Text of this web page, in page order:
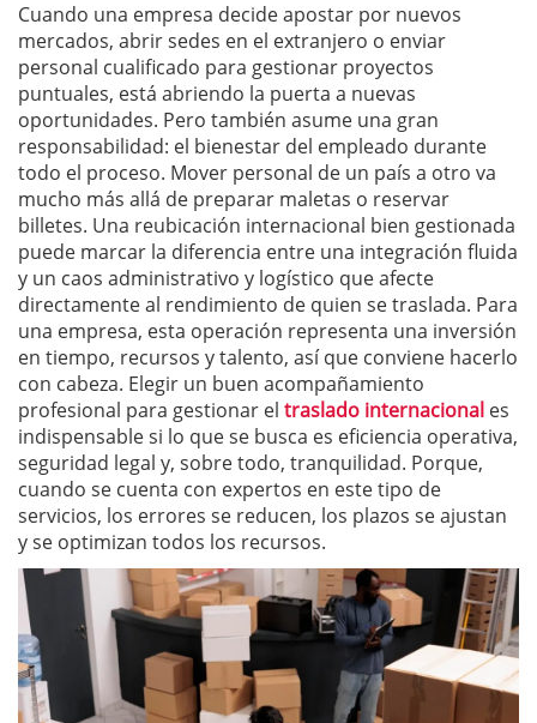
Cuando una empresa decide apostar por nuevos
mercados, abrir sedes en el extranjero o enviar
personal cualificado para gestionar proyectos
puntuales, está abriendo la puerta a nuevas
oportunidades. Pero también asume una gran
responsabilidad: el bienestar del empleado durante
todo el proceso. Mover personal de un país a otro va
mucho más allá de preparar maletas o reservar
billetes. Una reubicación internacional bien gestionada
puede marcar la diferencia entre una integración fluida
y un caos administrativo y logístico que afecte
directamente al rendimiento de quien se traslada. Para
una empresa, esta operación representa una inversión
en tiempo, recursos y talento, así que conviene hacerlo
con cabeza. Elegir un buen acompañamiento
profesional para gestionar el traslado internacional es
indispensable si lo que se busca es eficiencia operativa,
seguridad legal y, sobre todo, tranquilidad. Porque,
cuando se cuenta con expertos en este tipo de
servicios, los errores se reducen, los plazos se ajustan
y se optimizan todos los recursos.